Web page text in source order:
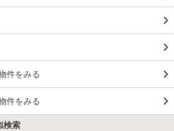
件をみる
件をみる
検索